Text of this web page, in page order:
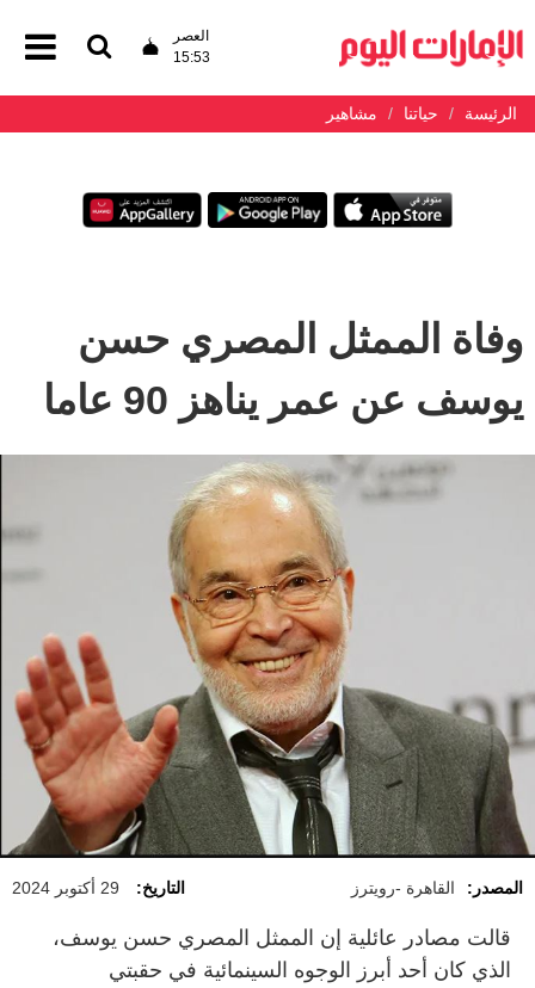
العصر
15:53
الرئيسة حياتنا مشاهير
وفاة الممثل المصري حسن
يوسف عن عمر يناهز 90 عاما
المصدر: القاهرة -رويترز التاريخ: 29 أكتوبر 2024
قالت مصادر عائلية إن الممثل المصري حسن يوسف،
الذي كان أحد أبرز الوجوه السينمائية في حقبتي